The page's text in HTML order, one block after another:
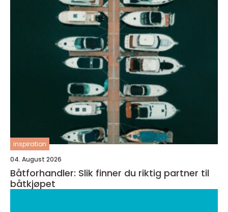
inspiration
04. August 2026
Båtforhandler: Slik finner du riktig partner til
båtkjøpet